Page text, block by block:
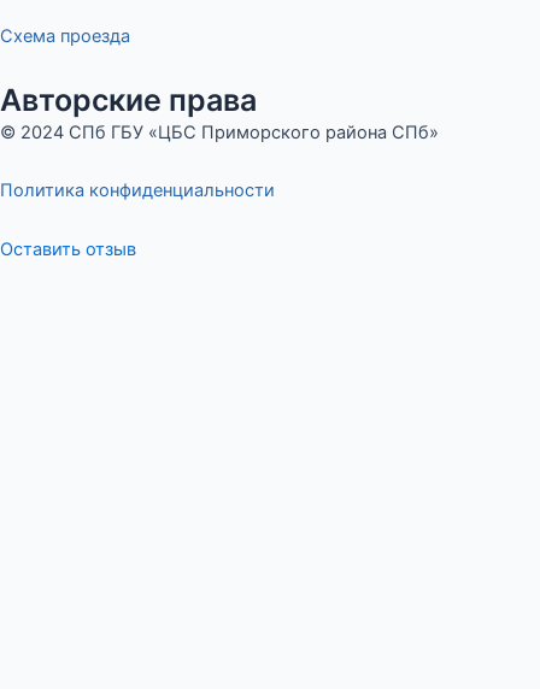
Схема проезда
Авторские права
© 2024 СПб ГБУ «ЦБС Приморского района СПб»
Политика конфиденциальности
Оставить отзыв